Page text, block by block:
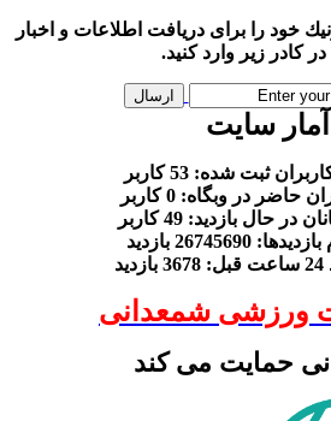
خود را برای دريافت اطلاعات و اخبار
كادر زير وارد كنيد.
آمار سایت
ثبت شده: 53 کاربر
حاضر در وبگاه: 0 کاربر
در حال بازديد: 49 کاربر
26745690 بازدید
ورزشی شمعدانی
حمایت می کند